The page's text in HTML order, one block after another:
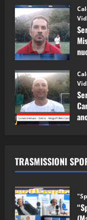
TRASMISSIONI
5
1
2